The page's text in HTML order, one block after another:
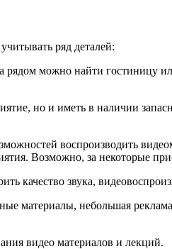
ряд деталей:
рядом можно найти гостиницу
но и иметь в наличии
воспроизводить
Возможно, за некоторые
качество звука,
материалы, небольшая
видео материалов и лекций.